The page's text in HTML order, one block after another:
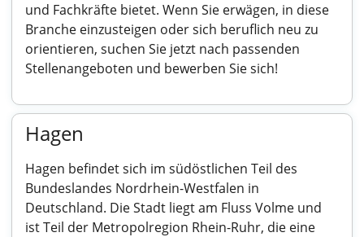
und Fachkräfte bietet. Wenn Sie erwägen, in diese
Branche einzusteigen oder sich beruflich neu zu
orientieren, suchen Sie jetzt nach passenden
Stellenangeboten und bewerben Sie sich!
Hagen
Hagen befindet sich im südöstlichen Teil des
Bundeslandes Nordrhein-Westfalen in
Deutschland. Die Stadt liegt am Fluss Volme und
ist Teil der Metropolregion Rhein-Ruhr, die eine